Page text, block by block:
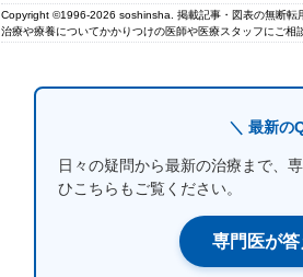
Copyright ©1996-2026 soshinsha. 掲載記事・図表の無断転
治療や療養についてかかりつけの医師や医療スタッフにご相
＼ 最新の
日々の疑問から最新の治療まで、
ひこちらもご覧ください。
専門医が答